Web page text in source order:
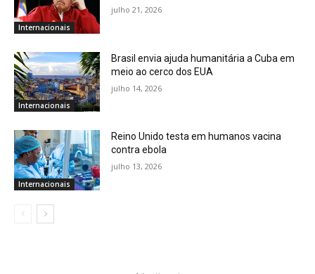
Internacionais
julho 21, 2026
Internacionais
Brasil envia ajuda humanitária a Cuba em
meio ao cerco dos EUA
julho 14, 2026
Internacionais
Reino Unido testa em humanos vacina
contra ebola
julho 13, 2026